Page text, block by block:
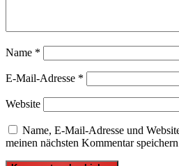
Name *
E-Mail-Adresse *
Website
Name, E-Mail-Adresse und
meinen nächsten Kommentar